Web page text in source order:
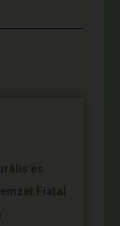
ès
Fiatal